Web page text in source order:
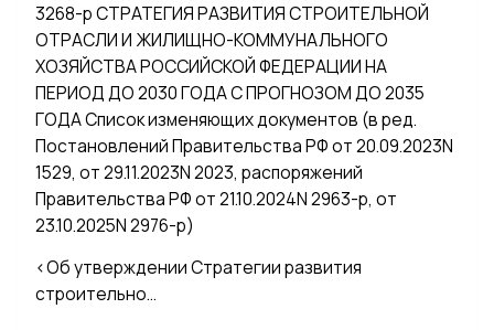
3268-р СТРАТЕГИЯ РАЗВИТИЯ СТРОИТЕЛЬНОЙ
ОТРАСЛИ И ЖИЛИЩНО-КОММУНАЛЬНОГО
ХОЗЯЙСТВА РОССИЙСКОЙ ФЕДЕРАЦИИ НА
ПЕРИОД ДО 2030 ГОДА С ПРОГНОЗОМ ДО 2035
ГОДА Список изменяющих документов (в ред.
Постановлений Правительства РФ от 20.09.2023N
1529, от 29.11.2023N 2023, распоряжений
Правительства РФ от 21.10.2024N 2963-р, от
23.10.2025N 2976-р)
<Об утверждении Стратегии развития
строительно…